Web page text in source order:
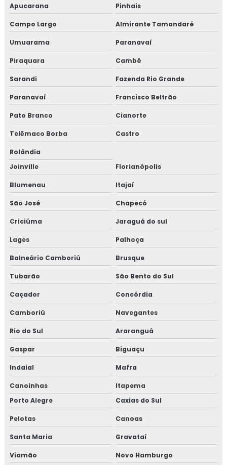
Apucarana Pinhais
Campo Largo Almirante Tamandaré
Umuarama Paranavaí
Piraquara Cambé
Sarandi Fazenda Rio Grande
Paranavaí Francisco Beltrão
Pato Branco Cianorte
Telêmaco Borba Castro
Rolândia
Joinville
Florianópolis
Blumenau Itajaí
São José Chapecó
Criciúma Jaraguá do sul
Lages Palhoça
Balneário Camboriú Brusque
Tubarão São Bento do Sul
Caçador Concórdia
Camboriú Navegantes
Rio do Sul Araranguá
Gaspar Biguaçu
Indaial Mafra
Canoinhas
Itapema
Porto Alegre
Caxias do Sul
Pelotas Canoas
Santa Maria Gravataí
Viamão Novo Hamburgo